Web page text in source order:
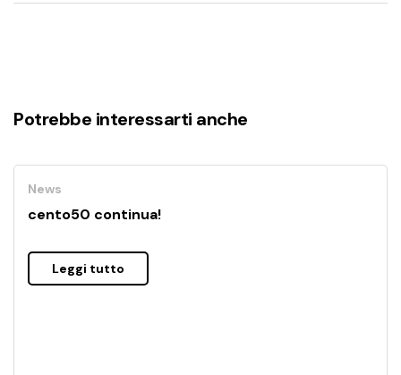
Potrebbe interessarti anche
News
cento50 continua!
Leggi tutto